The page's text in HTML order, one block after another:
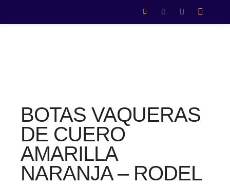
BOTAS VAQUERAS
DE CUERO
AMARILLA
NARANJA – RODEL